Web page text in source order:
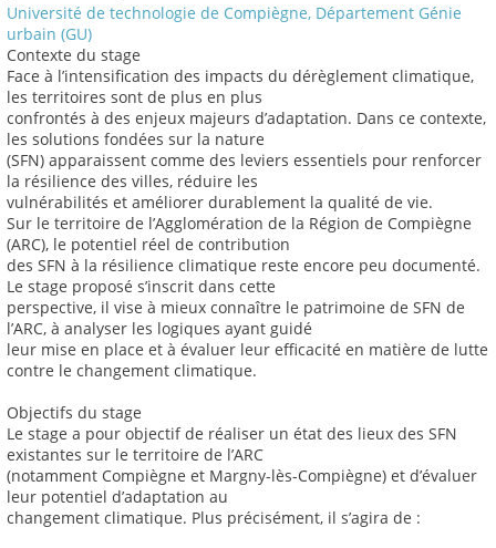
Université de technologie de Compiègne, Département Génie
urbain (GU)
Contexte du stage
Face à l’intensification des impacts du dérèglement climatique,
les territoires sont de plus en plus
confrontés à des enjeux majeurs d’adaptation. Dans ce contexte,
les solutions fondées sur la nature
(SFN) apparaissent comme des leviers essentiels pour renforcer
la résilience des villes, réduire les
vulnérabilités et améliorer durablement la qualité de vie.
Sur le territoire de l’Agglomération de la Région de Compiègne
(ARC), le potentiel réel de contribution
des SFN à la résilience climatique reste encore peu documenté.
Le stage proposé s’inscrit dans cette
perspective, il vise à mieux connaître le patrimoine de SFN de
l’ARC, à analyser les logiques ayant guidé
leur mise en place et à évaluer leur efficacité en matière de lutte
contre le changement climatique.
Objectifs du stage
Le stage a pour objectif de réaliser un état des lieux des SFN
existantes sur le territoire de l’ARC
(notamment Compiègne et Margny-lès-Compiègne) et d’évaluer
leur potentiel d’adaptation au
changement climatique. Plus précisément, il s’agira de :